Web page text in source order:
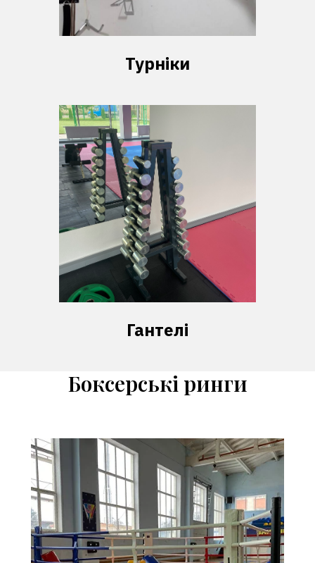
Турніки
Гантелі
Боксерські ринги